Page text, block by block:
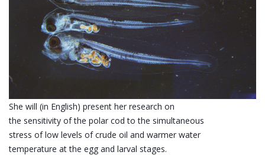
She will (in English) present her research on
the sensitivity of the polar cod to the simultaneous
stress of low levels of crude oil and warmer water
temperature at the egg and larval stages.